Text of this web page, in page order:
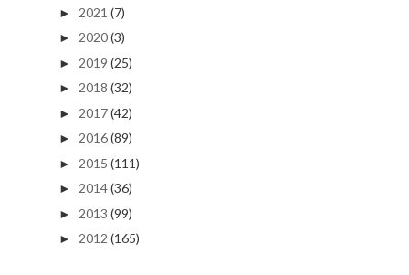
► 2021 (7)
► 2020(3)
► 2019 (25)
► 2018 (32)
► 2017(42)
► 2016(89)
► 2015 (111)
► 2014(36)
► 2013 (99)
► 2012 (165)